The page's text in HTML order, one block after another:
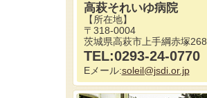
高萩それいゆ病院
【所在地】
〒318-0004
茨城県高萩市上手綱赤塚268
TEL:0293-24-0770
Eメール:soleil@jsdi.or.jp